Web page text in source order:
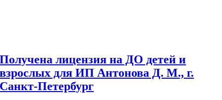
Получена лицензия на ДО детей и
взрослых для ИП Антонова Д. М., г.
Санкт-Петербург